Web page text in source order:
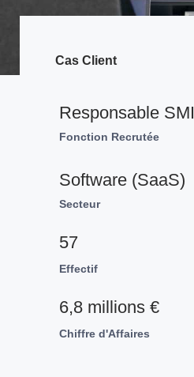
Cas Client
Responsable SMI
Fonction Recrutée
Software (SaaS)
Secteur
57
Effectif
6,8 millions €
Chiffre d'Affaires